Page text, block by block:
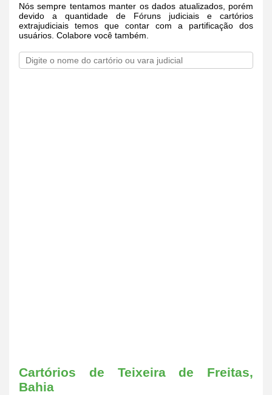
Nós sempre tentamos manter os dados atualizados, porém
devido a quantidade de Fóruns judiciais e cartórios
extrajudiciais temos que contar com a partificação dos
usuários. Colabore você também.
Cartórios de Teixeira de Freitas,
Bahia